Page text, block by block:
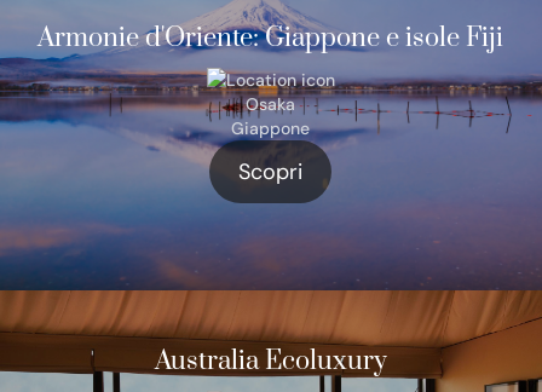
Armonie d'Oriente: Giappone e isole Fiji
Osaka
Giappone
Scopri
Australia Ecoluxury